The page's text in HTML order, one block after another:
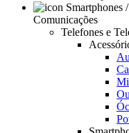
Comunicações
Telefones e